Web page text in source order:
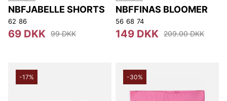
NBFJABELLE SHORTS
62 86
69 DKK 99 DKK
NBFFINAS BLOOMER
56 68 74
149 DKK 209.00 DKK
-17% -30%